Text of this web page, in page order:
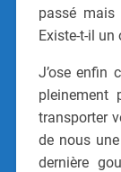
passé
Existe-t-il un
J’ose enfin
pleinement
transporter
de nous
dernière